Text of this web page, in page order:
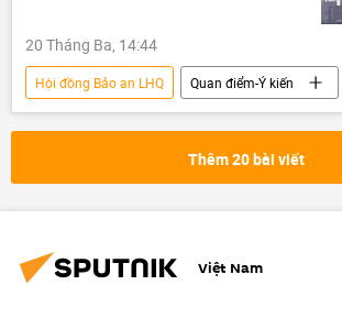
20 Tháng Ba, 14:44
Hội đồng Bảo an LHQ
Quan điểm-Ý kiến
chuyên gia
Thế giới
Chính trị
Iraq
Israel NATO
Libya
Liên Hợp Quốc
Hoa Kỳ
Quân sự
phương Tây
Thêm 20 bài viết
Việt Nam